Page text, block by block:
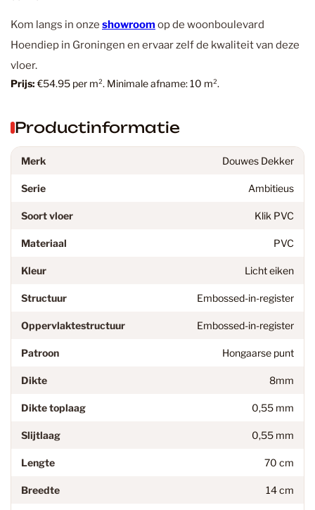
Kom langs in onze showroom op de woonboulevard
Hoendiep in Groningen en ervaar zelf de kwaliteit van deze
vloer.
Prijs:€54.95 per m². Minimale afname: 10 m².
Productinformatie
Merk Douwes Dekker
Serie Ambitieus
Soort vloer Klik PVC
Materiaal PVC
Kleur Licht eiken
Structuur Embossed-in-register
Oppervlaktestructuur Embossed-in-register
Patroon Hongaarse punt
Dikte 8mm
Dikte toplaag 0,55 mm
Slijtlaag 0,55 mm
Lengte 70 cm
Breedte 14 cm